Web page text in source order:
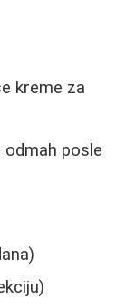
kreme za
posle